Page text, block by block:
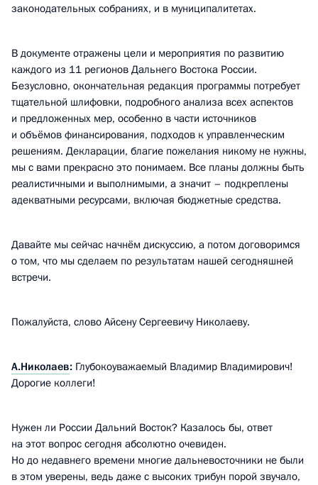
законодательных собраниях, и в муниципалитетах.
В документе отражены цели и мероприятия по развитию
каждого из 11 регионов Дальнего Востока России.
Безусловно, окончательная редакция программы потребует
тщательной шлифовки, подробного анализа всех аспектов
и предложенных мер, особенно в части источников
и объёмов финансирования, подходов к управленческим
решениям. Декларации, благие пожелания никому не нужны,
мы с вами прекрасно это понимаем. Все планы должны быть
реалистичными и выполнимыми, а значит – подкреплены
адекватными ресурсами, включая бюджетные средства.
Давайте мы сейчас начнём дискуссию, а потом договоримся
о том, что мы сделаем по результатам нашей сегодняшней
встречи.
Пожалуйста, слово Айсену Сергеевичу Николаеву.
А.Николаев: Глубокоуважаемый Владимир Владимирович!
Дорогие коллеги!
Нужен ли России Дальний Восток? Казалось бы, ответ
на этот вопрос сегодня абсолютно очевиден.
Но до недавнего времени многие дальневосточники не были
в этом уверены, ведь даже с высоких трибун порой звучало,